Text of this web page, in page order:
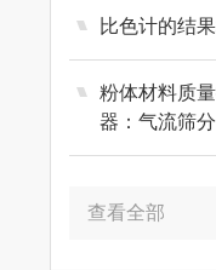
比色计的结
粉体材料质
器：气流筛
查看全部